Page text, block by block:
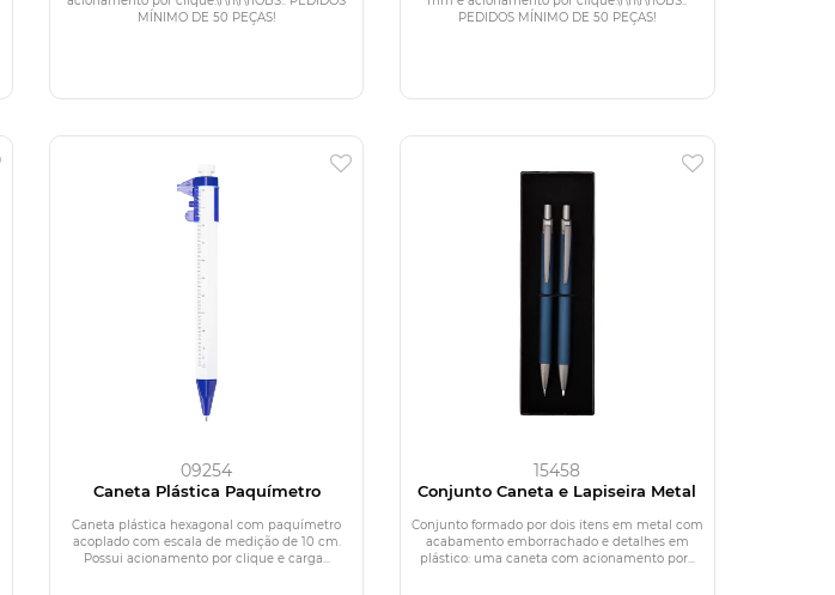
MÍNIMO DE 50 PEÇAS!
PEDIDOS MÍNIMO DE 50 PEÇAS!
09254
Caneta Plástica Paquímetro
Caneta plástica hexagonal com paquímetro
acoplado com escala de medição de 10 cm.
Possui acionamento por clique e carga...
15458
Conjunto Caneta e Lapiseira Metal
Conjunto formado por dois itens em metal com
acabamento emborrachado e detalhes em
plástico: uma caneta com acionamento por...